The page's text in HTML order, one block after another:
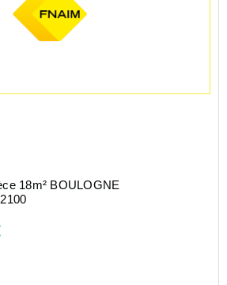
18m² BOULOGNE